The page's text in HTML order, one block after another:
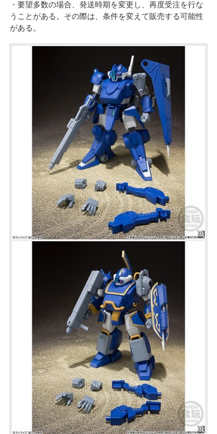
・要望多数の場合、発送時期を変更し、再度受注を行な
うことがある。その際は、条件を変えて販売する可能性
がある。